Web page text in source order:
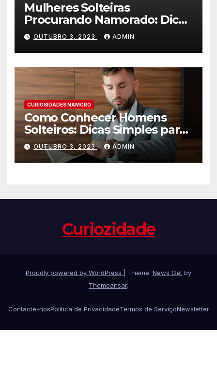
Mulheres Solteiras
Procurando Namorado: Dicas
para Encontrar o Amor
OUTUBRO 3, 2023 ADMIN
CURIOSIDADES NAMORO
Como Conhecer Homens
Solteiros: Dicas Simples para
Encontrar o Amor da sua
Vida
OUTUBRO 3, 2023 ADMIN
Curiozidade
Proudly powered by WordPress Theme: News Get by
Themeansar.
Contacte-nosPolítica de PrivacidadeTermos de ServiçoNewsletter